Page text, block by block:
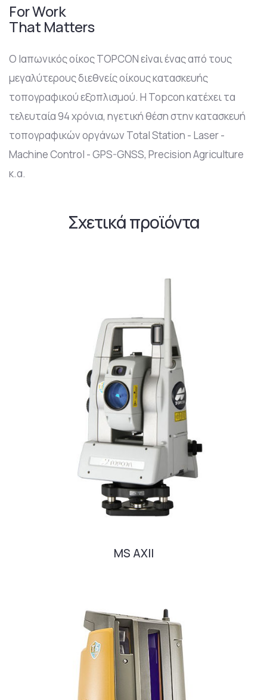
For Work
That Matters
O Ιαπωνικός οίκος TOPCON εἰναι ένας από τους
μεγαλύτερους διεθνείς οίκους κατασκευής
τοπογραφικού εξοπλισμού. Η Topcon κατέχει τα
τελευταία 94 χρόνια, ηγετική θέση στην κατασκευή
τοπογραφικών οργάνων Total Station - Laser -
Machine Control - GPS-GNSS, Precision Agriculture
κ.α.
Σχετικά προϊόντα
MS AXII